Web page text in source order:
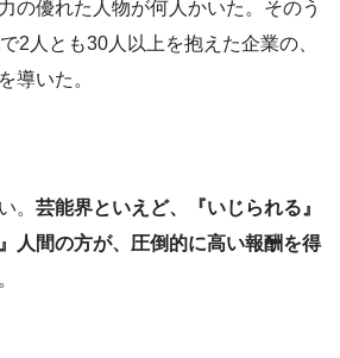
の優れた人物が何人かいた。そのう
2人とも30人以上を抱えた企業の、
導いた。
。 芸能界といえど、『いじられる』
人間の方が、圧倒的に高い報酬を得